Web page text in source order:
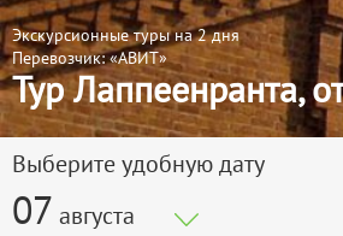
Экскурсионные туры на 2 дня
Перевозчик: «АВИТ»
Тур Лаппеенранта,
Выберите удобную дату
07 августа